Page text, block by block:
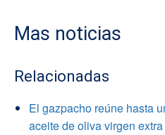
Mas noticias
Relacionadas
El gazpacho reúne hasta
aceite de oliva virgen